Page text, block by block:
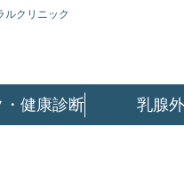
ルクリニック
・健康診断 乳腺